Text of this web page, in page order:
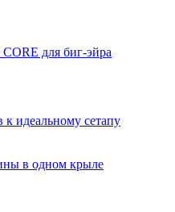
CORE для биг-эйра
идеальному сетапу
в одном крыле